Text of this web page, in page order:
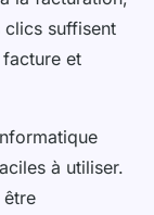
suffisent
et
à utiliser.
être